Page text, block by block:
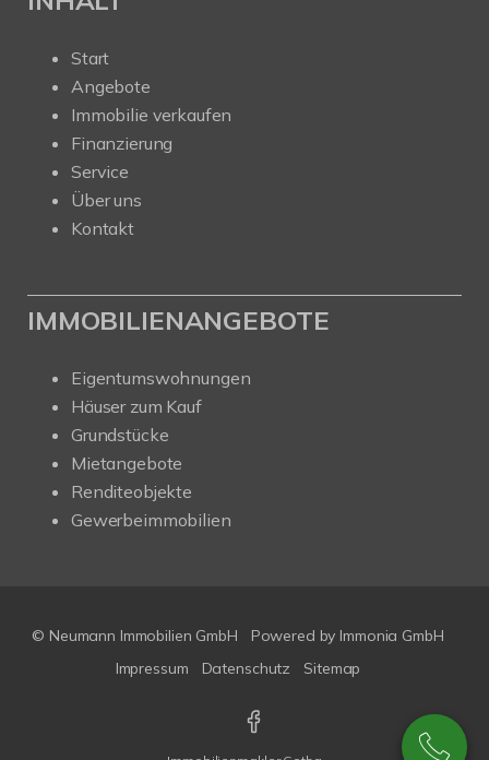
Start
Angebote
Immobilie verkaufen
Finanzierung
Service
Über uns
Kontakt
IMMOBILIENANGEBOTE
Eigentumswohnungen
Häuser zum Kauf
Grundstücke
Mietangebote
Renditeobjekte
Gewerbeimmobilien
© Neumann Immobilien GmbH Powered by Immonia GmbH
Impressum
Datenschutz Sitemap